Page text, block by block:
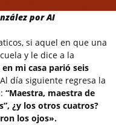
por AI
si aquel en que una
y le dice a la
mi casa parió seis
Al día siguiente regresa la
“Maestra, maestra de
¿y los otros cuatros?
los ojos».